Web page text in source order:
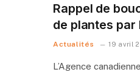
Rappel de
de plantes par
Actualités 19 avril
L’Agence